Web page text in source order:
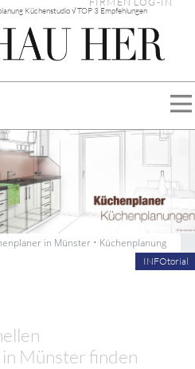
Küchenstudio √ TOP 3 Empfehlungen
in Münster • Küchenplanung
INFOtorial
Münster finden